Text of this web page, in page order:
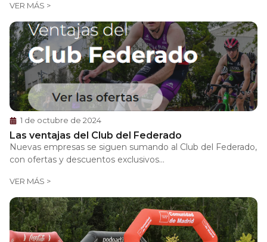
VER MÁS >
1 de octubre de 2024
Las ventajas del Club del Federado
Nuevas empresas se siguen sumando al Club del Federado,
con ofertas y descuentos exclusivos...
VER MÁS >